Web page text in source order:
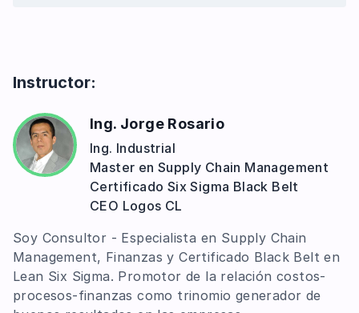
Instructor:
Ing. Jorge Rosario
Ing. Industrial
Master en Supply Chain Management
Certificado Six Sigma Black Belt
CEO Logos CL
Soy Consultor - Especialista en Supply Chain
Management, Finanzas y Certificado Black Belt en
Lean Six Sigma. Promotor de la relación costos-
procesos-finanzas como trinomio generador de